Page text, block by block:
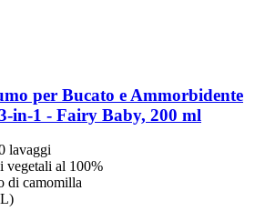
per Bucato e Ammorbidente
​in-​1 -​ Fairy Baby, 200 ml
lavaggi
vegetali al 100%
di camomilla